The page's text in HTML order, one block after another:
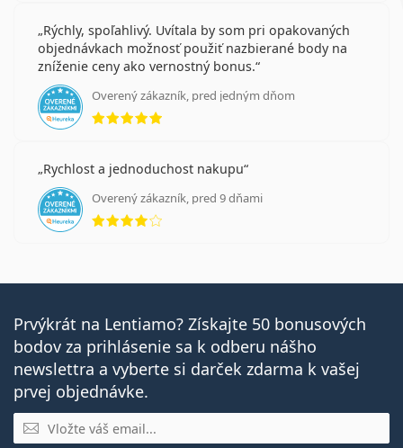
šošovky
Clariti 1 day majú UV filter, ktorý pomáha chrániť
rohovku pred negatívnymi účinkami ultrafialového
žiarenia. Keďže však kontaktné šošovky nezakrývajú
celé oko ani oblasť okolo očí, odporúča sa nosiť
Najčastejšie sa predáva s očnými kvapkami
Eye Drops 15 ml
Ide o zdravotnícku pomôcku. Pred použitím si
prečítajte pokyny.
Rýchly, spoľahlivý. Uvítala by som pri opakovaných
objednávkach možnosť použiť nazbierané body na
zníženie ceny ako vernostný bonus.
Overený zákazník, pred jedným dňom
hodnotenie 5 z 5
Rychlost a jednoduchost nakupu
Overený zákazník, pred 9 dňami
hodnotenie 4 z 5
Prvýkrát na Lentiamo? Získajte 50 bonusových
bodov za prihlásenie sa k odberu nášho
newslettra a vyberte si darček zdarma k vašej
prvej objednávke.
E-mail